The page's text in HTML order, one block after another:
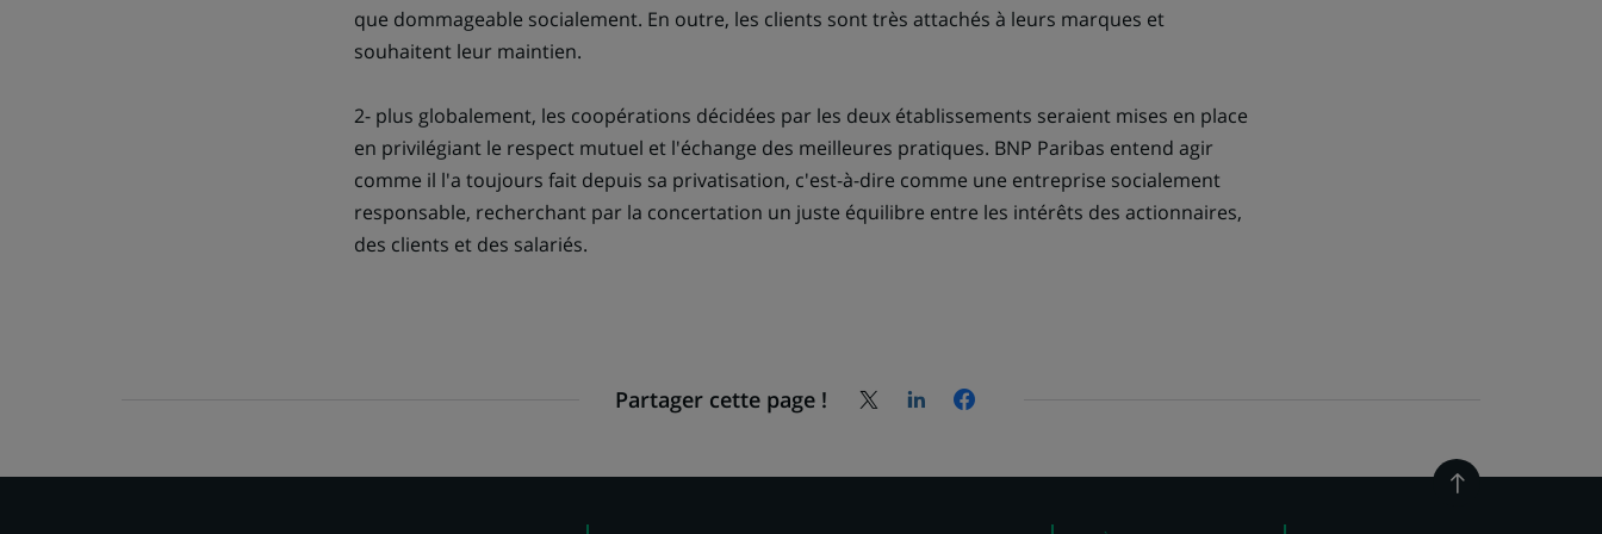
que dommageable socialement. En outre, les clients sont très attachés à leurs marques et
souhaitent leur maintien.
2- plus globalement, les coopérations décidées par les deux établissements seraient mises en place
en privilégiant le respect mutuel et l'échange des meilleures pratiques. BNP Paribas entend agir
comme il l'a toujours fait depuis sa privatisation, c'est-à-dire comme une entreprise socialement
responsable, recherchant par la concertation un juste équilibre entre les intérêts des actionnaires,
des clients et des salariés.
Partager cette page !
Partagez
sur
Partagez
sur
Partagez
sur
Retour